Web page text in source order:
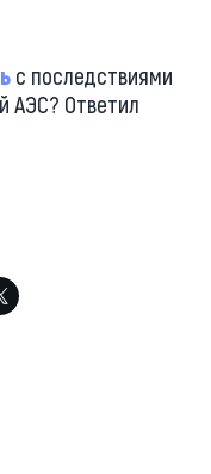
с последствиями
АЭС? Ответил